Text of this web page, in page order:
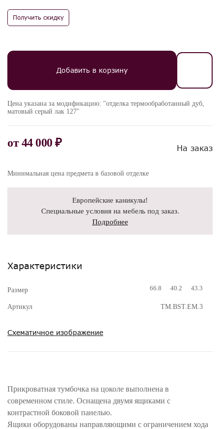
Получить скидку
Добавить в корзину
Цена указана за модификацию: "отделка термообработанный дуб,
матовый серый лак 127"
от44 000 ₽ На заказ
Минимальная цена предмета в базовой отделке
Европейские каникулы!
Специальные условия на мебель под заказ.
Подробнее
Характеристики
Размер 66.8 40.2 43.3
Артикул TM.BST.EM.3
Схематичное изображение
Прикроватная тумбочка на цоколе выполнена в
современном стиле. Оснащена двумя ящиками с
контрастной боковой панелью.
Ящики оборудованы направляющими с ограничением хода